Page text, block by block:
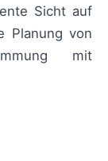
Sicht auf
Planung von
mit